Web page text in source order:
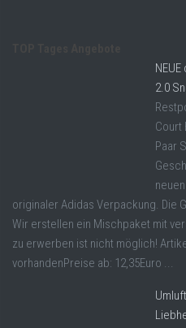
2.0
Court
Paar
originaler Adidas Verpackung. Die
Wir erstellen ein Mischpaket mit
zu erwerben ist nicht möglich!
vorhandenPreise ab: 12,35Euro ...